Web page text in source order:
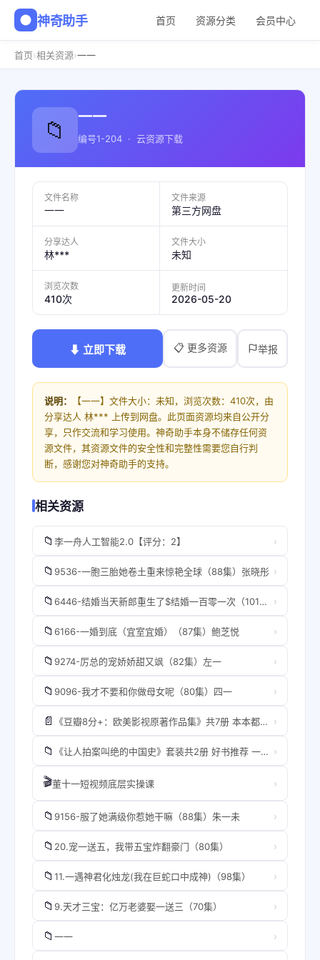
神奇助手 首页 资源分类 会员中心
首页›相关资源›一一
📁 一一
编号1-204 · 云资源下载
文件名称
一一
文件来源
第三方网盘
分享达人
林***
文件大小
未知
浏览次数
410次
更新时间
2026-05-20
⬇ 立即下载 📋 更多资源 举报
说明：
【一一】文件大小：未知，浏览次数：410次，由
分享达人 林*** 上传到网盘。此页面资源均来自公开分
享，只作交流和学习使用。神奇助手本身不储存任何资
源文件，其资源文件的安全性和完整性需要您自行判
断，感谢您对神奇助手的支持。
相关资源
📁 李一舟人工智能2.0【评分：2】 ›
📁 9536-一胞三胎她卷土重来惊艳全球（88集）张晓彤 ›
📁 6446-结婚当天新郎重生了$结婚一百零一次（101集） ›
📁 6166-一婚到底（宜室宜婚）（87集）鲍芝悦 ›
📁 9274-厉总的宠娇娇甜又飒（82集）左一 ›
📁 9096-我才不要和你做母女呢（80集）四一 ›
📄 《豆瓣8分+：欧美影视原著作品集》共7册 本本都是经典 豆瓣高分 值得一读[pdf] ›
📁 《让人拍案叫绝的中国史》套装共2册 好书推荐 一看就入迷的精彩历史[epub] ›
🎬董十一短视频底层实操课 ›
📁 9156-服了她满级你惹她干嘛（88集）朱一未 ›
📁 20.宠一送五，我带五宝炸翻豪门（80集） ›
📁 11.一遇神君化烛龙(我在巨蛇口中成神)（98集） ›
📁 9.天才三宝：亿万老婆娶一送三（70集） ›
📁 一一 ›